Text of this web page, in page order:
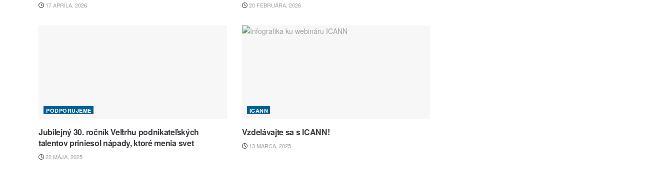
17 APRÍLA, 2026 20 FEBRUÁRA, 2026
PODPORUJEME
Jubilejný 30. ročník Veľtrhu podnikateľských
talentov priniesol nápady, ktoré menia svet
22 MÁJA, 2025
ICANN
Vzdelávajte sa s ICANN!
13 MARCA, 2025